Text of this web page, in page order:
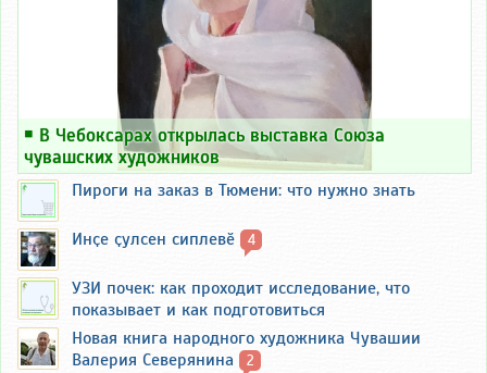
￭ В Чебоксарах открылась выставка Союза
чувашских художников
Пироги на заказ в Тюмени: что нужно знать
Инҫе ҫулсен сиплевӗ 4
УЗИ почек: как проходит исследование, что
показывает и как подготовиться
Новая книга народного художника Чувашии
Валерия Северянина
2